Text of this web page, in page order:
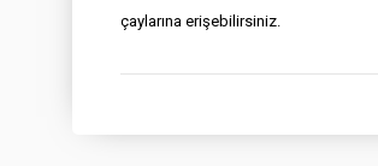
çaylarına erişebilirsiniz.